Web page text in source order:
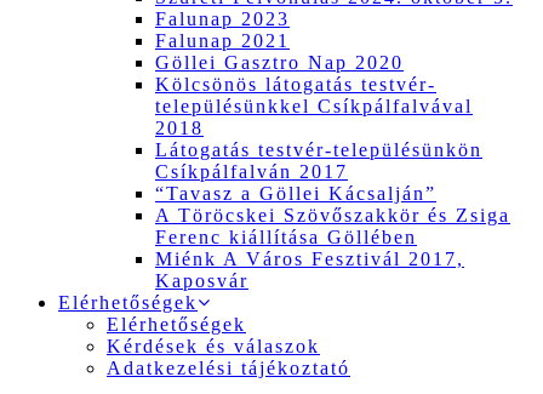
Falunap 2023
Falunap 2021
Göllei Gasztro Nap 2020
Kölcsönös látogatás testvér-
településünkkel Csíkpálfalvával
2018
Látogatás testvér-településünkön
Csíkpálfalván 2017
“Tavasz a Göllei Kácsalján”
A Töröcskei Szövőszakkör és Zsiga
Ferenc kiállítása Göllében
Miénk A Város Fesztivál 2017,
Kaposvár
Elérhetőségek
Elérhetőségek
Kérdések és válaszok
Adatkezelési tájékoztató